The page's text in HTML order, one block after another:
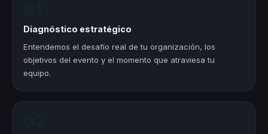
Diagnóstico estratégico
Entendemos el desafío real de tu organización, los
objetivos del evento y el momento que atraviesa tu
equipo.